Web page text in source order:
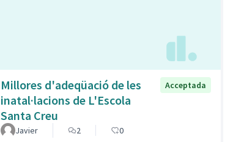
Millores d'adeqüació de les
inatal·lacions de L'Escola
Santa Creu
Acceptada
Javier 2 0